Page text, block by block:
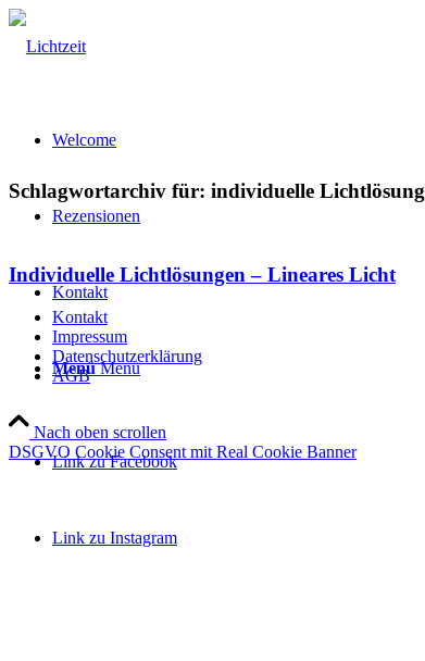
Welcome
Rezensionen
Kontakt
Menü Menü
Link zu Facebook
Link zu Instagram
Schlagwortarchiv für: individuelle Lichtlösung
Individuelle Lichtlösungen – Lineares Licht
Kontakt
Impressum
Datenschutzerklärung
AGB
Nach oben scrollen
DSGVO Cookie Consent mit Real Cookie Banner